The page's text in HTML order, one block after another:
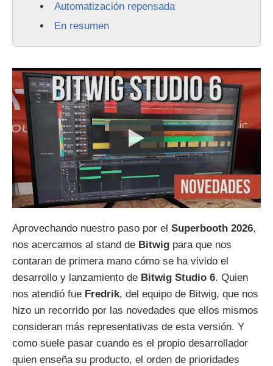
Automatización repensada
En resumen
Aprovechando nuestro paso por el Superbooth 2026,
nos acercamos al stand de Bitwig para que nos
contaran de primera mano cómo se ha vivido el
desarrollo y lanzamiento de Bitwig Studio 6. Quien
nos atendió fue Fredrik, del equipo de Bitwig, que nos
hizo un recorrido por las novedades que ellos mismos
consideran más representativas de esta versión. Y
como suele pasar cuando es el propio desarrollador
quien enseña su producto, el orden de prioridades